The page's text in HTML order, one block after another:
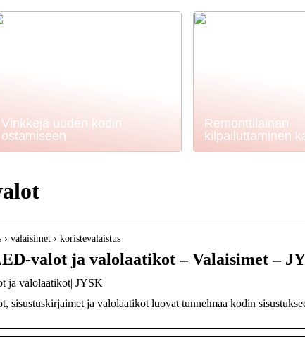
Vinkkejä uuden kodin
ostamiseen
Remonttilainan
kilpailuttaminen
valaisimet › koristevalaistus
valot ja valolaatikot – Valaisimet –
ja valolaatikot| JYSK
sisustuskirjaimet ja valolaatikot luovat tunnelmaa kodin